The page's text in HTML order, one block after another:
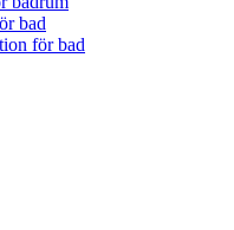
bad
för bad